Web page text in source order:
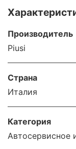
Производитель
Piusi
Страна
Италия
Категория
Автосервисное